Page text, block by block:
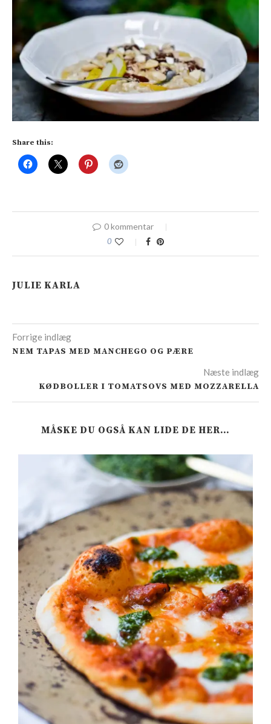
Share this:
0 kommentar
0
JULIE KARLA
Forrige indlæg
NEM TAPAS MED MANCHEGO OG PÆRE
Næste indlæg
KØDBOLLER I TOMATSOVS MED MOZZARELLA
MÅSKE DU OGSÅ KAN LIDE DE HER…